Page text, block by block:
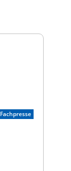
Fachpresse